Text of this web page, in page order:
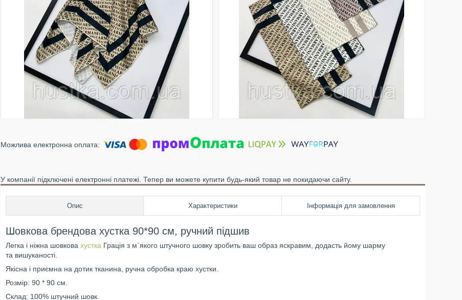
У компанії підключені електронні платежі. Тепер ви можете купити будь-який товар не покидаючи сайту.
Опис Характеристики Інформація для замовлення
Шовкова брендова хустка 90*90 см, ручний підшив
Легка і ніжна шовкова хустка Грація з м`якого штучного шовку зробить ваш образ яскравим, додасть йому шарму
та вишуканості.
Якісна і приємна на дотик тканина, ручна обробка краю хустки.
Розмір: 90 * 90 см.
Склад: 100% штучний шовк.